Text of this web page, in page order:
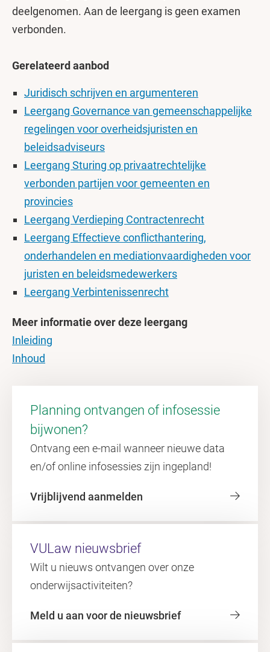
deelgenomen. Aan de leergang is geen examen
verbonden.
Gerelateerd aanbod
Juridisch schrijven en argumenteren
Leergang Governance van gemeenschappelijke
regelingen voor overheidsjuristen en
beleidsadviseurs
Leergang Sturing op privaatrechtelijke
verbonden partijen voor gemeenten en
provincies
Leergang Verdieping Contractenrecht
Leergang Effectieve conflicthantering,
onderhandelen en mediationvaardigheden voor
juristen en beleidsmedewerkers
Leergang Verbintenissenrecht
Meer informatie over deze leergang
Inleiding
Inhoud
Planning ontvangen of infosessie
bijwonen?
Ontvang een e-mail wanneer nieuwe data
en/of online infosessies zijn ingepland!
Vrijblijvend aanmelden
VULaw nieuwsbrief
Wilt u nieuws ontvangen over onze
onderwijsactiviteiten?
Meld u aan voor de nieuwsbrief